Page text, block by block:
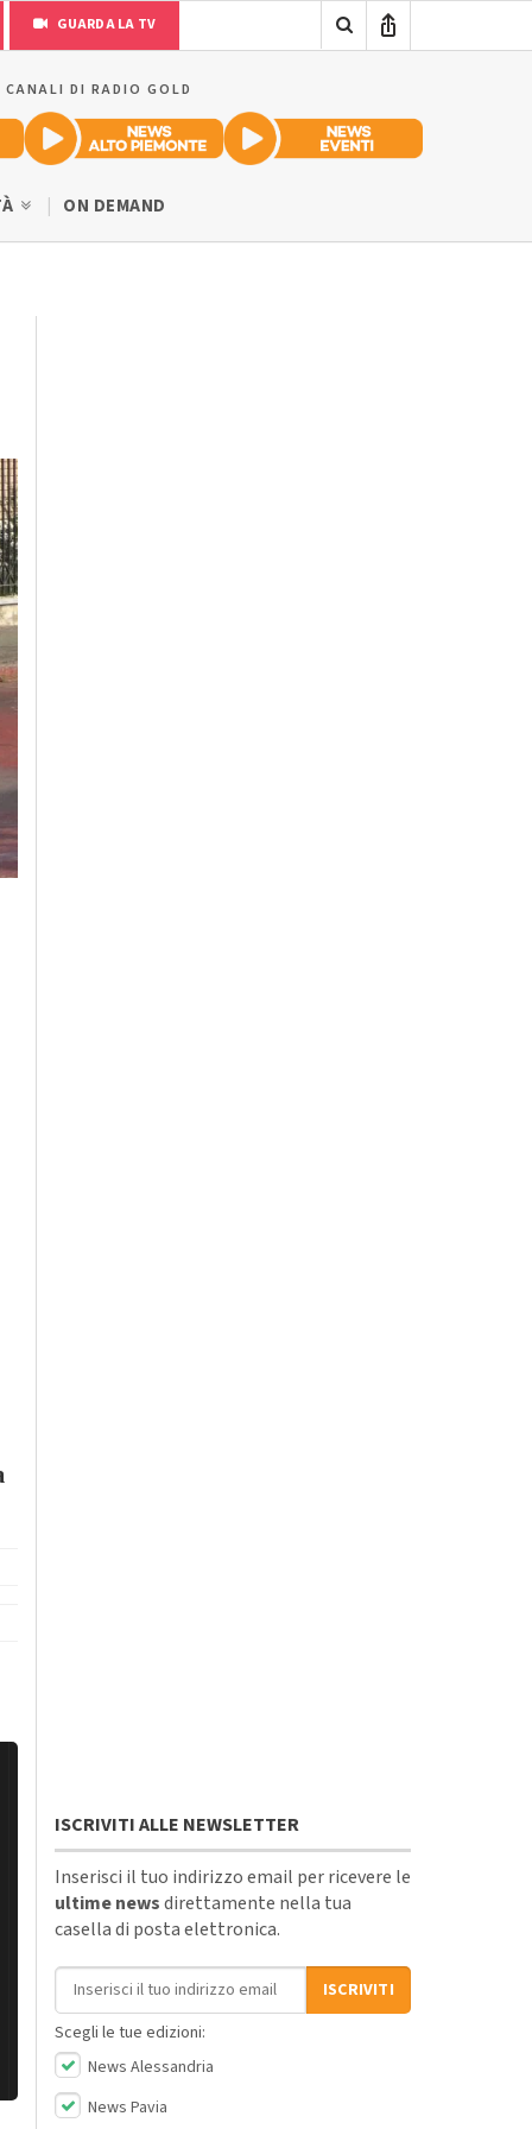
GUARDA LA TV
DI RADIO GOLD
ON DEMAND
ISCRIVITI ALLE NEWSLETTER
Inserisci il tuo indirizzo email per ricevere le
ultime newsdirettamente nella tua
casella di posta elettronica.
Indirizzo email
ISCRIVITI
Scegli le tue edizioni:
News Alessandria
News Pavia